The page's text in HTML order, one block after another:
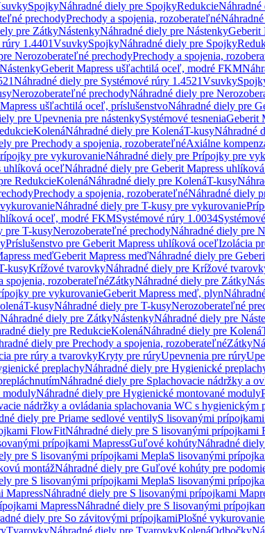
SpojkyNáhradné diely pre SpojkyRedukcieNáhradné
prechodyPrechody a spojenia, rozoberateľné
pre ZátkyNástenkyNáhradné diely pre NástenkyGeberit
1.4401VsuvkySpojkyNáhradné diely pre Spojky
Nerozoberateľné prechodyPrechody a spojenia,
Geberit Mapress ušľachtilá oceľ, modré FKM
Náhradné diely pre Systémové rúry 1.4521Vsuvky
Nerozoberateľné prechodyNáhradné diely pre
ušľachtilá oceľ, príslušenstvoNáhradné diely pre
pre Upevnenia pre nástenkySystémové tesneniaGeberit
KolenáNáhradné diely pre KolenáT-kusyNáhradné
pre Prechody a spojenia, rozoberateľnéAxiálne
pre vykurovanieNáhradné diely pre Prípojky pre
uhlíková oceľNáhradné diely pre Geberit Mapress
RedukcieKolenáNáhradné diely pre KolenáT-kusy
Prechody a spojenia, rozoberateľnéNáhradné diely
Náhradné diely pre T-kusy pre vykurovanie
oceľ, modré FKMSystémové rúry 1.0034
pre T-kusyNerozoberateľné prechodyNáhradné diely pre
Príslušenstvo pre Geberit Mapress uhlíková oceľIzolácia
meďGeberit Mapress meďNáhradné diely pre
kusyKrížové tvarovkyNáhradné diely pre Krížové
spojenia, rozoberateľnéZátkyNáhradné diely pre Zátky
pre vykurovanieGeberit Mapress meď, plyn
T-kusyNáhradné diely pre T-kusyNerozoberateľné
Náhradné diely pre ZátkyNástenkyNáhradné diely pre
diely pre RedukcieKolenáNáhradné diely pre Kolená
diely pre Prechody a spojenia, rozoberateľnéZátky
pre rúry a tvarovkyKryty pre rúryUpevnenia pre rúry
preplachyNáhradné diely pre Hygienické
Náhradné diely pre Splachovacie nádržky a
modulyNáhradné diely pre Hygienické montované moduly
nádržky a ovládania splachovania WC s hygienickým
diely pre Priame sedlové ventilyS lisovanými
FlowFitNáhradné diely pre S lisovanými prípojkami
prípojkami MapressGuľové kohútyNáhradné
pre S lisovanými prípojkami MeplaS lisovanými
montážNáhradné diely pre Guľové kohúty pre
pre S lisovanými prípojkami MeplaS lisovanými
MapressNáhradné diely pre S lisovanými prípojkami
MapressNáhradné diely pre S lisovanými
diely pre So závitovými prípojkamiPlošné
TvarovkyNáhradné diely pre TvarovkyKolenáOdbočky